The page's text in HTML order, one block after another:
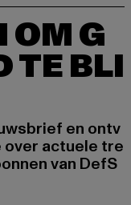
OM G
TE BLI
en ontv
actuele tre
van DefS